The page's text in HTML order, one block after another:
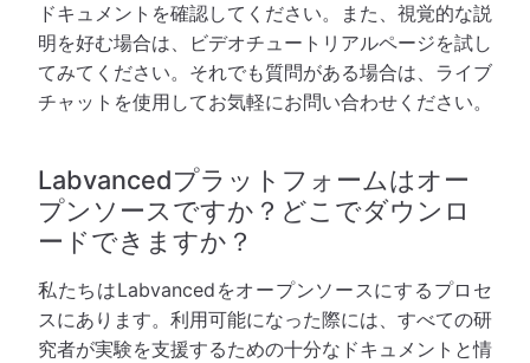
ドキュメントを確認してください。また、視覚的な説
明を好む場合は、ビデオチュートリアルページを試し
てみてください。それでも質問がある場合は、ライブ
チャットを使用してお気軽にお問い合わせください。
Labvancedプラットフォームはオー
プンソースですか？どこでダウンロ
ードできますか？
私たちはLabvancedをオープンソースにするプロセ
スにあります。利用可能になった際には、すべての研
究者が実験を支援するための十分なドキュメントと情